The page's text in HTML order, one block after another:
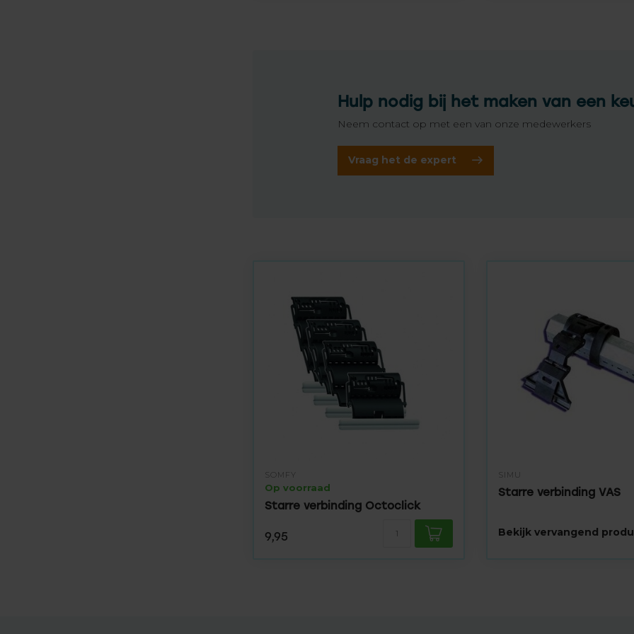
Hulp nodig bij het maken van een
Neem contact op met een van onze medewerkers
Vraag het de expert
SOMFY
Op voorraad
Starre verbinding Octoclick
9,95
SIMU
Starre verbinding VAS
Bekijk vervangend